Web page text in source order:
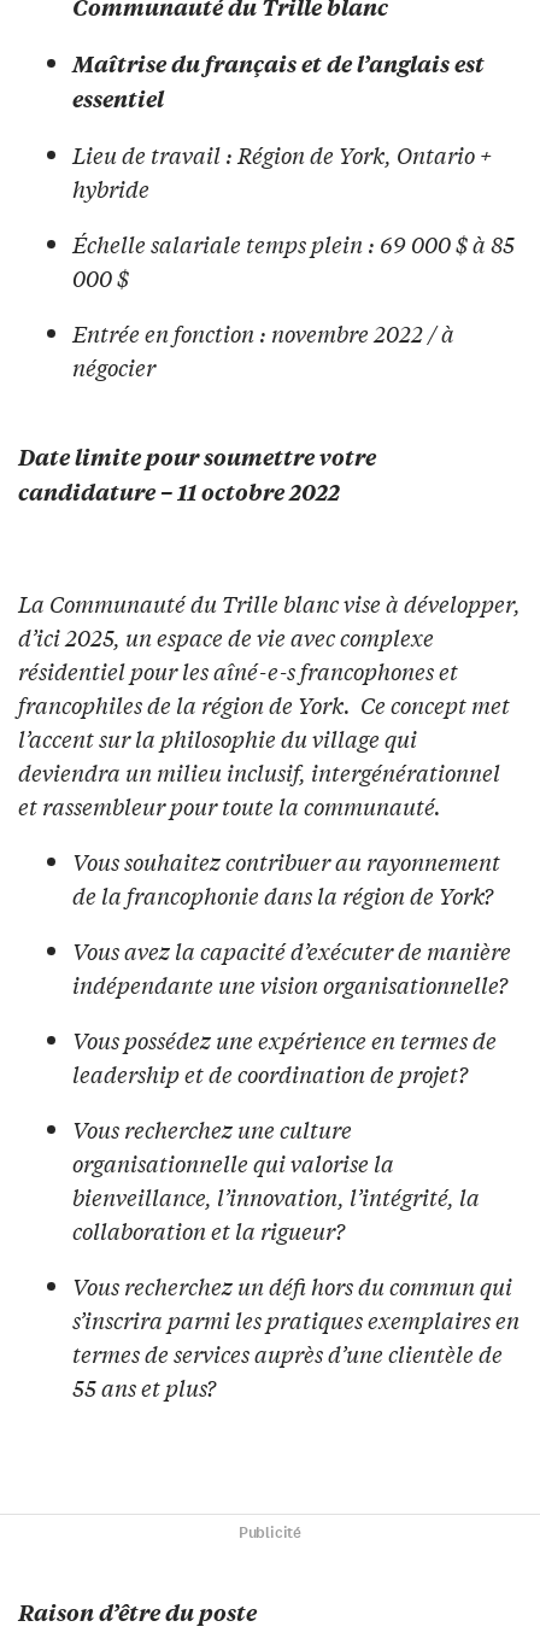
Communauté du Trille blanc
Maîtrise du français et de l’anglais est
essentiel
Lieu de travail : Région de York, Ontario +
hybride
Échelle salariale temps plein : 69 000 $ à 85
000 $
Entrée en fonction : novembre 2022 / à
négocier
Date limite pour soumettre votre
candidature – 11 octobre 2022
La Communauté du Trille blanc vise à développer,
d’ici 2025, un espace de vie avec complexe
résidentiel pour les aîné-e-s francophones et
francophiles de la région de York. Ce concept met
l’accent sur la philosophie du village qui
deviendra un milieu inclusif, intergénérationnel
et rassembleur pour toute la communauté.
Vous souhaitez contribuer au rayonnement
de la francophonie dans la région de York?
Vous avez la capacité d’exécuter de manière
indépendante une vision organisationnelle?
Vous possédez une expérience en termes de
leadership et de coordination de projet?
Vous recherchez une culture
organisationnelle qui valorise la
bienveillance, l’innovation, l’intégrité, la
collaboration et la rigueur?
Vous recherchez un défi hors du commun qui
s’inscrira parmi les pratiques exemplaires en
termes de services auprès d’une clientèle de
55 ans et plus?
Publicité
Raison d’être du poste